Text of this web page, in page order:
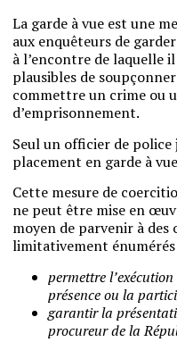
La garde à vue est une
aux enquêteurs de
à l’encontre de laquelle
plausibles de
commettre un crime ou
d’emprisonnement.
Seul un officier de
placement en garde à vue
Cette mesure de
ne peut être mise en
moyen de parvenir à des
limitativement énumérés
permettre
présence ou la
garantir la
procureur de la